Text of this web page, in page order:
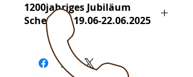
1200jahriges Jubiläum
Scherfede 19.06-22.06.2025
Mit dem Kauf dieser Artikel
unterstützen Sie direkt das
Jubiläumsfest in Scherfede.